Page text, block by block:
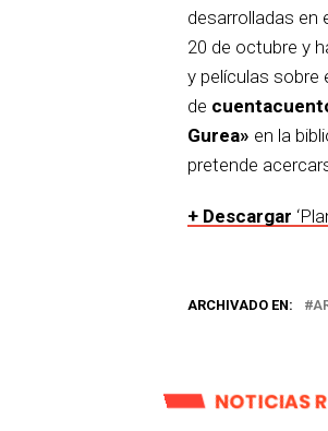
desarrolladas en
20 de octubre y
y películas sobre
de
Gurea» en la
pretende
+ Descargar
ARCHIVADO EN:
NOTICIAS